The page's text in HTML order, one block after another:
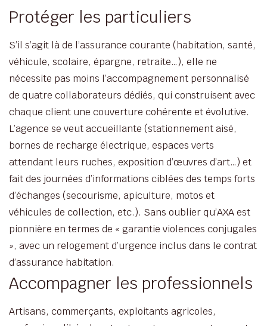
Protéger les particuliers
S’il s’agit là de l’assurance courante (habitation, santé,
véhicule, scolaire, épargne, retraite…), elle ne
nécessite pas moins l’accompagnement personnalisé
de quatre collaborateurs dédiés, qui construisent avec
chaque client une couverture cohérente et évolutive.
L’agence se veut accueillante (stationnement aisé,
bornes de recharge électrique, espaces verts
attendant leurs ruches, exposition d’œuvres d’art…) et
fait des journées d’informations ciblées des temps forts
d’échanges (secourisme, apiculture, motos et
véhicules de collection, etc.). Sans oublier qu’AXA est
pionnière en termes de « garantie violences conjugales
», avec un relogement d’urgence inclus dans le contrat
d’assurance habitation.
Accompagner les professionnels
Artisans, commerçants, exploitants agricoles,